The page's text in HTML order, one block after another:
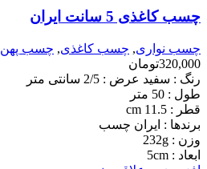
چسب کاغذی 5 سانت ایران
چسب نواری, چسب کاغذی, چسب پهن
320,000تومان
رنگ : سفید عرض : 2/5 سانتی متر
طول : 50 متر
قطر : 11.5 cm
برندها : ایران چسب
وزن : 232g
ابعاد : 5cm